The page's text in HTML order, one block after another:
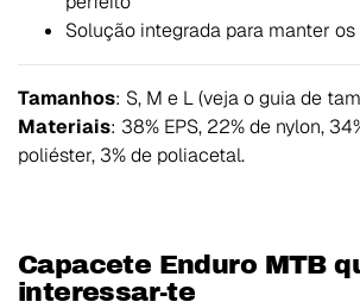
Solução integrada para manter
Tamanhos: S, M e L (veja o guia de
Materiais: 38% EPS, 22% de nylon,
poliéster, 3% de poliacetal.
Capacete Enduro MTB
interessar-te